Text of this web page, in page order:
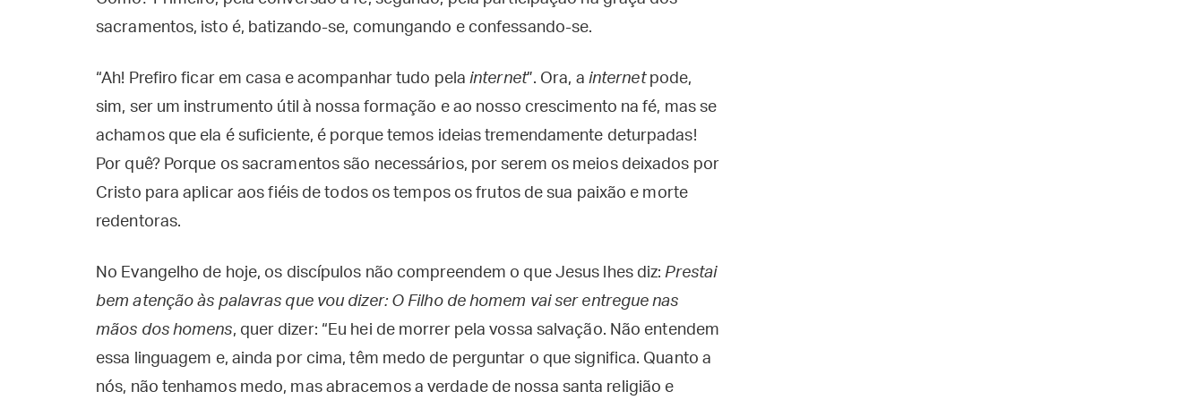
sacramentos, isto é, batizando-se, comungando e confessando-se.
“Ah! Prefiro ficar em casa e acompanhar tudo pela internet”. Ora, a internetpode,
sim, ser um instrumento útil à nossa formação e ao nosso crescimento na fé, mas se
achamos que ela é suficiente, é porque temos ideias tremendamente deturpadas!
Por quê? Porque os sacramentos são necessários, por serem os meios deixados por
Cristo para aplicar aos fiéis de todos os tempos os frutos de sua paixão e morte
redentoras.
No Evangelho de hoje, os discípulos não compreendem o que Jesus lhes diz:Prestai
bem atenção às palavras que vou dizer: O Filho de homem vai ser entregue nas
mãos dos homens, quer dizer: “Eu hei de morrer pela vossa salvação. Não entendem
essa linguagem e, ainda por cima, têm medo de perguntar o que significa. Quanto a
nós, não tenhamos medo, mas abracemos a verdade de nossa santa religião e